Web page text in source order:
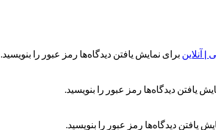
آنلاین برای نمایش یافتن دیدگاه‌ها رمز عبور را بنویسید.
یافتن دیدگاه‌ها رمز عبور را بنویسید.
یافتن دیدگاه‌ها رمز عبور را بنویسید.